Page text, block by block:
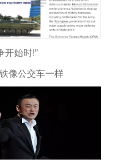
开始时!”
像公交车一样